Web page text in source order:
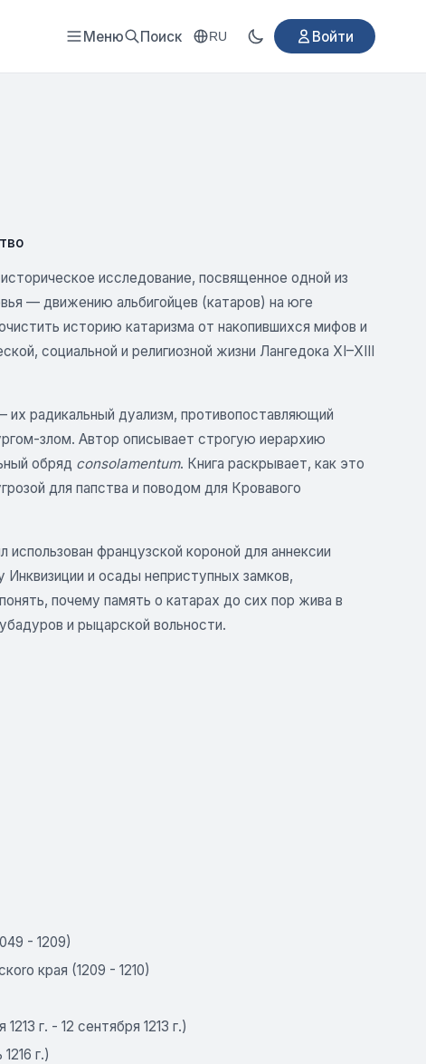
Меню Поиск RU Войти
исследование, посвященное одной из
— движению альбигойцев (катаров) на юге
историю катаризма от накопившихся мифов и
социальной и религиозной жизни Лангедока XI–XIII
их радикальный дуализм, противопоставляющий
злом. Автор описывает строгую иерархию
обряд consolamentum. Книга раскрывает, как это
для папства и поводом для Кровавого
французской короной для аннексии
и осады неприступных замков,
почему память о катарах до сих пор жива в
и рыцарской вольности.
- ­1209)
края (1209 -­ 1210)
г. - ­12 сентября 1213 г.)
г.)